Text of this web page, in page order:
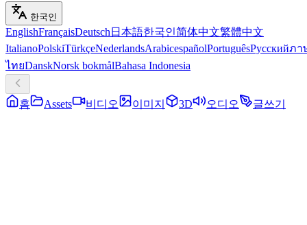
한국인
EnglishFrançaisDeutsch 日本語한국인简体中文繁體中文
ItalianoPolskiTürkçeNederlandsArabicespañolPortuguêsРусскийภา
ไทยDanskNorsk bokmålBahasa Indonesia
홈 Assets 비디오 이미지 3D 오디오 글쓰기